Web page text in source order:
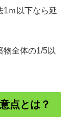
1ｍ以下なら延
物全体の1/5以
点とは？